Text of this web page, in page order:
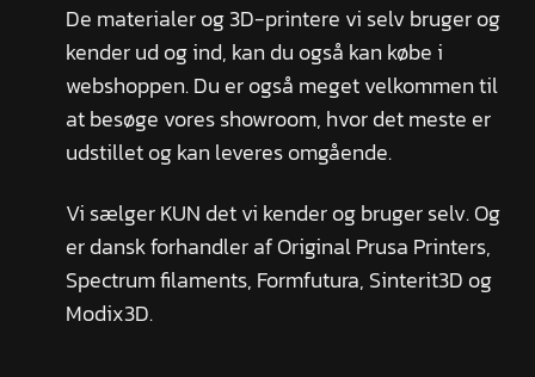
De materialer og 3D-printere vi selv bruger og
kender ud og ind, kan du også kan købe i
webshoppen. Du er også meget velkommen til
at besøge vores showroom, hvor det meste er
udstillet og kan leveres omgående.
Vi sælger KUN det vi kender og bruger selv. Og
er dansk forhandler af Original Prusa Printers,
Spectrum filaments, Formfutura, Sinterit3D og
Modix3D.